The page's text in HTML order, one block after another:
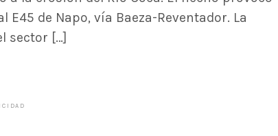
de Napo, vía Baeza-Reventador. La
sector […]